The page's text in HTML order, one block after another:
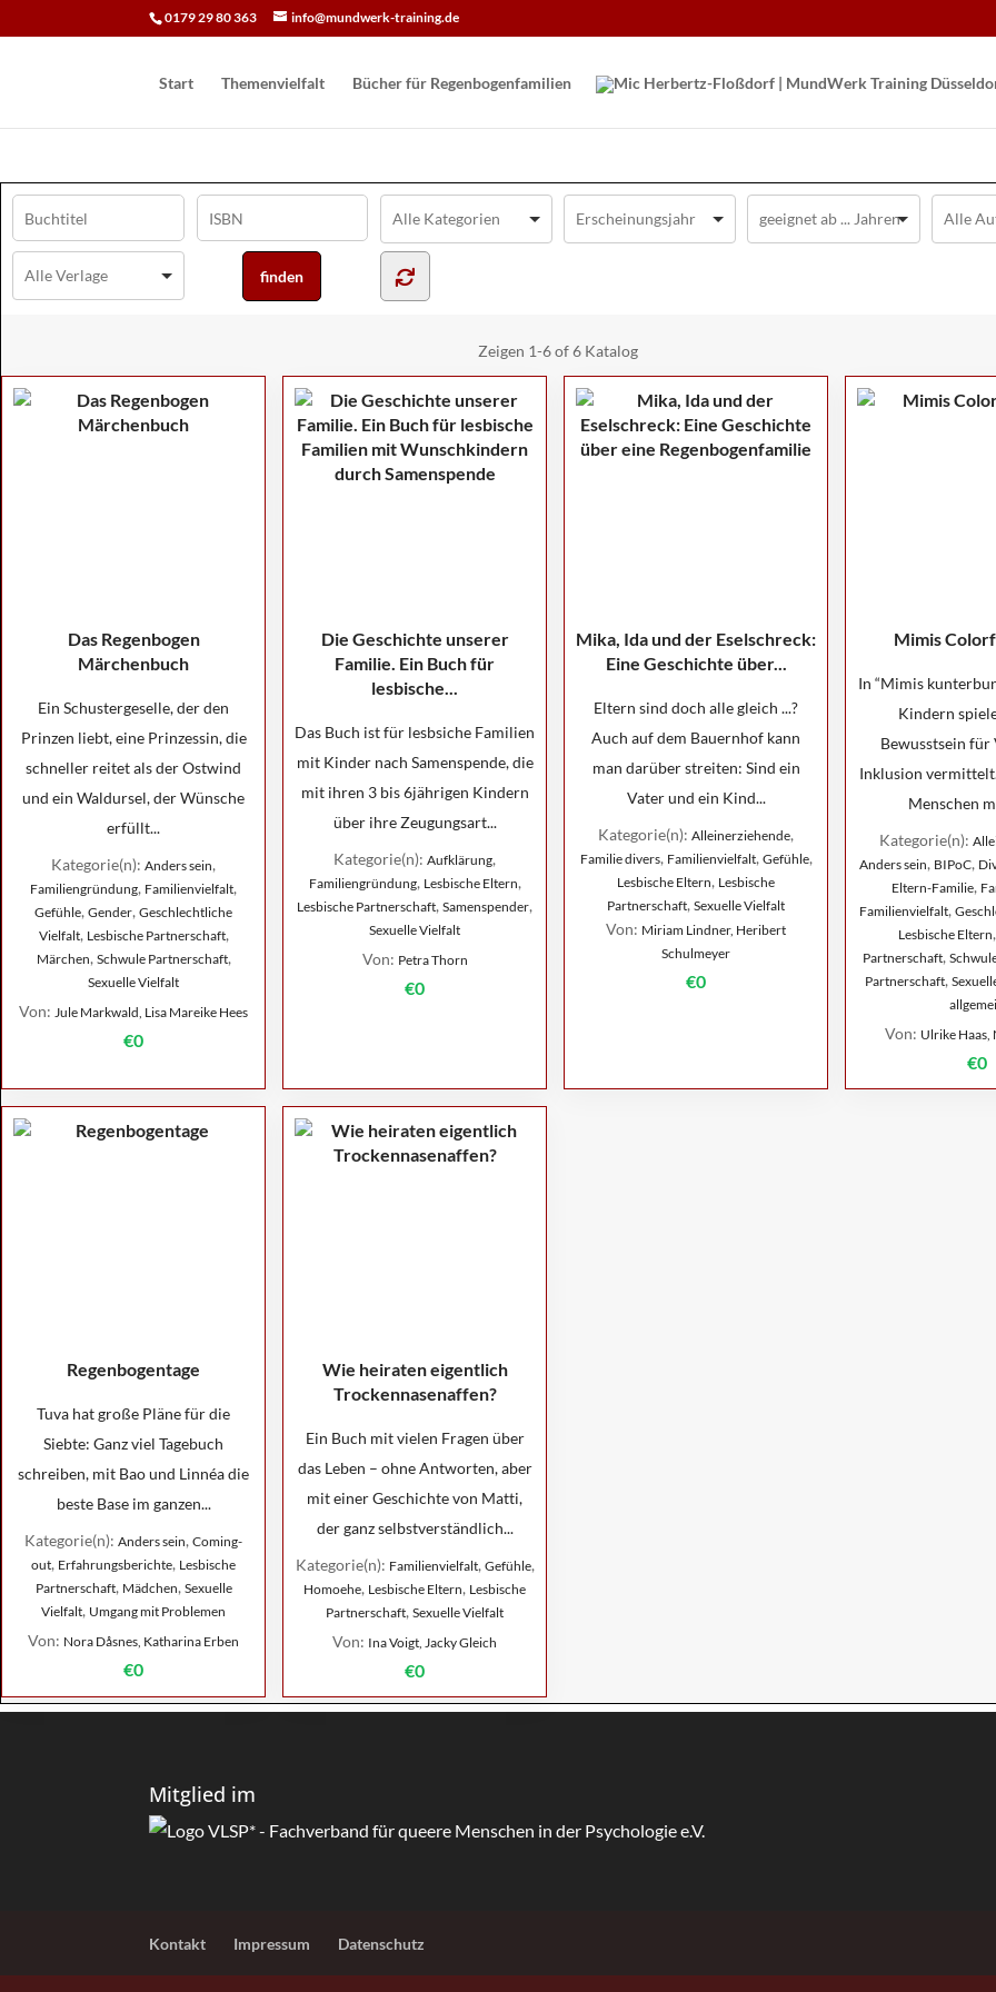
0179 29 80 363 info@mundwerk-training.de
Start Themenvielfalt Bücher für Regen­bogen­familien
Zeigen 1-6 of 6 Katalog
Das Regenbogen
Märchenbuch
Ein Schustergeselle, der den
Prinzen liebt, eine Prinzessin, die
schneller reitet als der Ostwind
und ein Waldursel, der Wünsche
erfüllt...
Kategorie(n): Anders sein,
Familiengründung, Familienvielfalt,
Gefühle, Gender, Geschlechtliche
Vielfalt, Lesbische Partnerschaft,
Märchen, Schwule Partnerschaft,
Sexuelle Vielfalt
Von: Jule Markwald, Lisa Mareike Hees
€0
Die Geschichte unserer
Familie. Ein Buch für
lesbische...
Das Buch ist für lesbsiche Familien
mit Kinder nach Samenspende, die
mit ihren 3 bis 6jährigen Kindern
über ihre Zeugungsart...
Kategorie(n): Aufklärung,
Familiengründung, Lesbische Eltern,
Lesbische Partnerschaft, Samenspender,
Sexuelle Vielfalt
Von: Petra Thorn
€0
Mika, Ida und der Eselschreck:
Eine Geschichte über...
Eltern sind doch alle gleich ...?
Auch auf dem Bauernhof kann
man darüber streiten: Sind ein
Vater und ein Kind...
Kategorie(n): Alleinerziehende,
Familie divers, Familienvielfalt, Gefühle,
Lesbische Eltern, Lesbische
Partnerschaft, Sexuelle Vielfalt
Von: Miriam Lindner, Heribert
Schulmeyer
€0
Mimis
In “Mimis
Kindern
Bewusstsein
Inklusion
Menschen
Kategorie(n):
Anders sein, BIPoC,
Eltern-Familie,
Familienvielfalt,
Lesbische Eltern,
Partnerschaft,
Partnerschaft,
Von: Ulrike Haas,
€0
Regenbogentage
Tuva hat große Pläne für die
Siebte: Ganz viel Tagebuch
schreiben, mit Bao und Linnéa die
beste Base im ganzen...
Kategorie(n): Anders sein, Coming-
out, Erfahrungsberichte, Lesbische
Partnerschaft, Mädchen, Sexuelle
Vielfalt, Umgang mit Problemen
Von: Nora Dåsnes, Katharina Erben
€0
Wie heiraten eigentlich
Trockennasenaffen?
Ein Buch mit vielen Fragen über
das Leben – ohne Antworten, aber
mit einer Geschichte von Matti,
der ganz selbstverständlich...
Kategorie(n): Familienvielfalt, Gefühle,
Homoehe, Lesbische Eltern, Lesbische
Partnerschaft, Sexuelle Vielfalt
Von: Ina Voigt, Jacky Gleich
€0
Mitglied im
Kontakt Impressum Datenschutz